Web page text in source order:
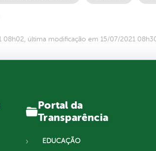
08h02, última modificação em 15/07/2021
Portal da
Transparência
EDUCAÇÃO